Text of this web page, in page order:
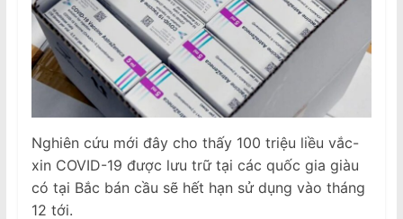
Nghiên cứu mới đây cho thấy 100 triệu liều vắc-
xin COVID-19 được lưu trữ tại các quốc gia giàu
có tại Bắc bán cầu sẽ hết hạn sử dụng vào tháng
12 tới.